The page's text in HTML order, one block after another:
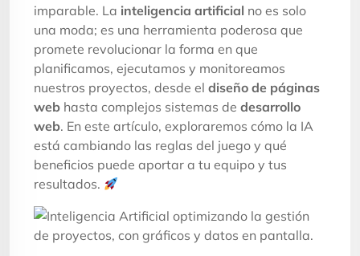
imparable. La inteligencia artificial no es solo
una moda; es una herramienta poderosa que
promete revolucionar la forma en que
planificamos, ejecutamos y monitoreamos
nuestros proyectos, desde el diseño de páginas
web hasta complejos sistemas de desarrollo
web. En este artículo, exploraremos cómo la IA
está cambiando las reglas del juego y qué
beneficios puede aportar a tu equipo y tus
resultados.